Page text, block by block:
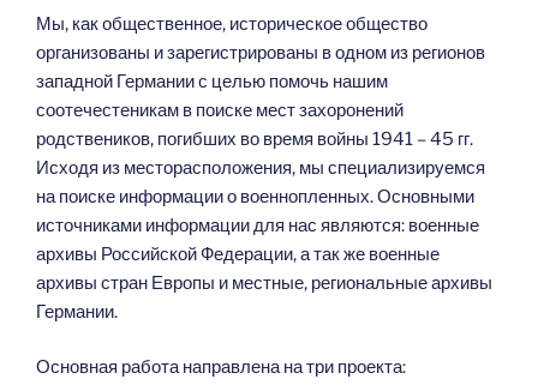
Мы, как общественное, историческое общество
организованы и зарегистрированы в одном из регионов
западной Германии с целью помочь нашим
соотечестеникам в поиске мест захоронений
родствеников, погибших во время войны 1941 – 45 гг.
Исходя из месторасположения, мы специализируемся
на поиске информации о военнопленных. Основными
источниками информации для нас являются: военные
архивы Российской Федерации, а так же военные
архивы стран Европы и местные, региональные архивы
Германии.
Основная работа направлена на три проекта: